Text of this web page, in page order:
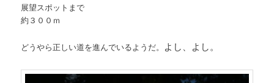
展望スポットまで
約３００ｍ
どうやら正しい道を進んでいるようだ。 よし、よし。